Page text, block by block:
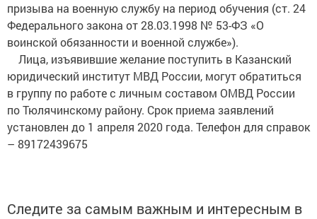
призыва на военную службу на период обучения (ст. 24
Федерального закона от 28.03.1998 № 53-ФЗ «О
воинской обязанности и военной службе»).
Лица, изъявившие желание поступить в Казанский
юридический институт МВД России, могут обратиться
в группу по работе с личным составом ОМВД России
по Тюлячинскому району. Срок приема заявлений
установлен до 1 апреля 2020 года. Телефон для справок
– 89172439675
Следите за самым важным и интересным в